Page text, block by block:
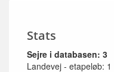
Stats
Sejre i databasen: 3
Landevej - etapeløb: 1